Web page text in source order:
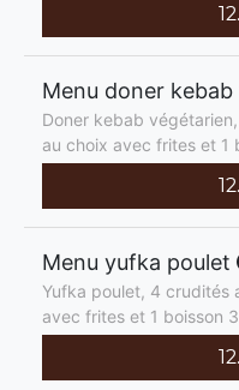
Menu doner
Doner kebab
au choix avec frites et 1
Menu yufka poulet
Yufka poulet, 4 crudités
avec frites et 1 boisson